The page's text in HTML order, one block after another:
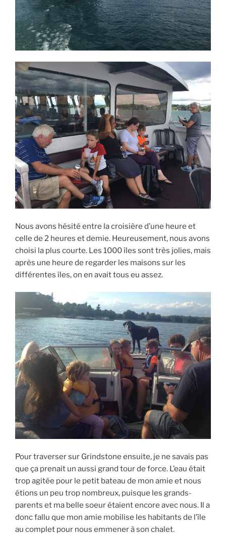
Nous avons hésité entre la croisière d’une heure et
celle de 2 heures et demie. Heureusement, nous avons
choisi la plus courte. Les 1000 îles sont très jolies, mais
après une heure de regarder les maisons sur les
différentes îles, on en avait tous eu assez.
Pour traverser sur Grindstone ensuite, je ne savais pas
que ça prenait un aussi grand tour de force. L’eau était
trop agitée pour le petit bateau de mon amie et nous
étions un peu trop nombreux, puisque les grands-
parents et ma belle soeur étaient encore avec nous. Il a
donc fallu que mon amie mobilise les habitants de l’île
au complet pour nous emmener à son chalet.